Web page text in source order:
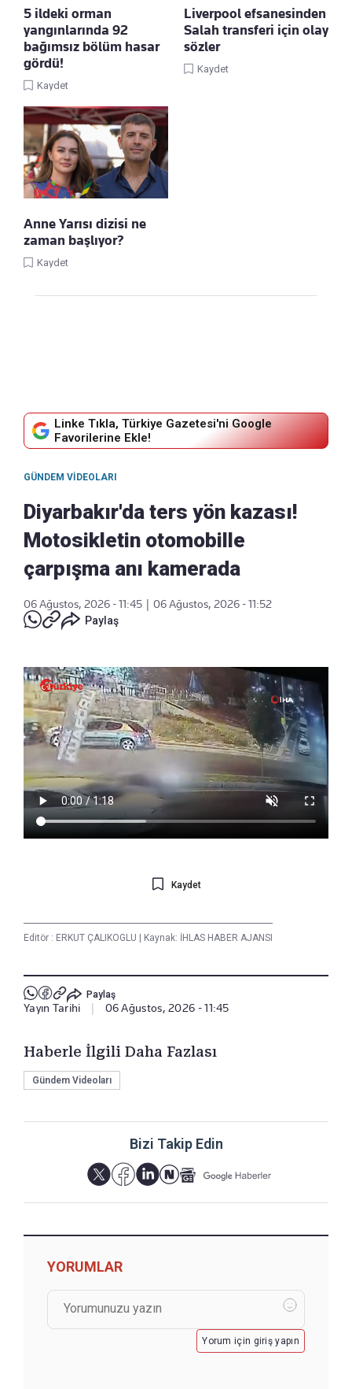
5 ildeki orman
yangınlarında 92
bağımsız bölüm hasar
gördü!
Kaydet
Liverpool efsanesinden
Salah transferi için olay
sözler
Kaydet
Anne Yarısı dizisi ne
zaman başlıyor?
Kaydet
Linke Tıkla, Türkiye Gazetesi'ni Google
Favorilerine Ekle!
GÜNDEM VIDEOLARI
Diyarbakır'da ters yön kazası!
Motosikletin otomobille
çarpışma anı kamerada
06 Ağustos, 2026 - 11:45
06 Ağustos, 2026 - 11:52
Paylaş
Kaydet
Editör : ERKUT ÇALIKOGLU Kaynak: İHLAS HABER AJANSI
Paylaş
Yayın Tarihi 06 Ağustos, 2026 - 11:45
Haberle İlgili Daha Fazlası
Gündem Videoları
Bizi Takip Edin
YORUMLAR
Yorum için giriş yapın